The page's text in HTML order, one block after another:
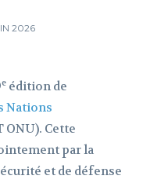
2026
e édition de
Nations
ONU). Cette
par la
et de défense